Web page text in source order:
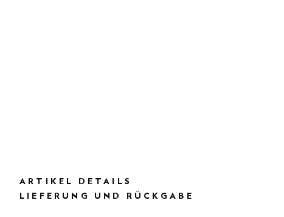
ARTIKEL DETAILS
LIEFERUNG UND RÜCKGABE